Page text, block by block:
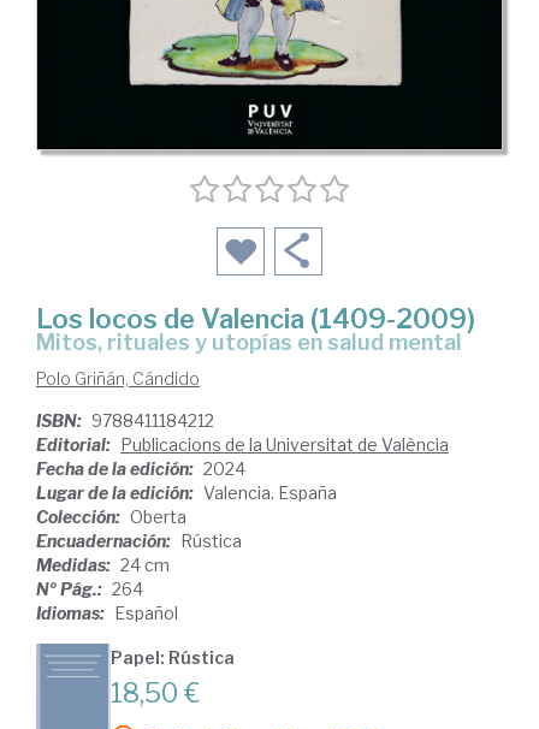
Los locos de Valencia (1409-2009)
Mitos, rituales y utopías en salud mental
Polo Griñán, Cándido
ISBN: 9788411184212
Editorial: Publicacions de la Universitat de València
Fecha de la edición: 2024
Lugar de la edición: Valencia. España
Colección: Oberta
Encuadernación: Rústica
Medidas: 24 cm
Nº Pág.: 264
Idiomas: Español
Papel: Rústica
18,50 €